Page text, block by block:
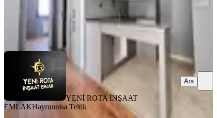
YENİ ROTA İNŞAAT EMLAKHayrunnisa Teltik
YENİ ROTA İNŞAAT
EMLAKHayrunnisa Teltik
Ara